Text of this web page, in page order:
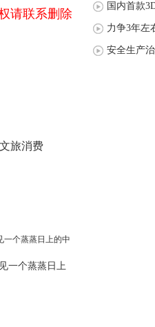
请联系删除
旅消费
一个蒸蒸日上
国内首款
力争3年左
安全生产